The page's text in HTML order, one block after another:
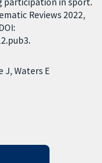
Reviews 2022,
J Waters E